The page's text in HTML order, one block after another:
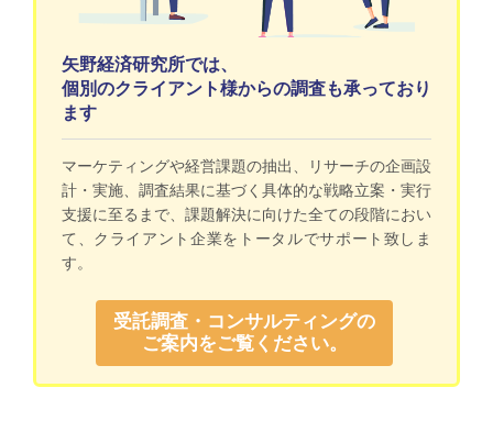
矢野経済研究所では、
個別のクライアント様からの調査も承っており
ます
マーケティングや経営課題の抽出、リサーチの企画設
計・実施、調査結果に基づく具体的な戦略立案・実行
支援に至るまで、課題解決に向けた全ての段階におい
て、クライアント企業をトータルでサポート致しま
す。
受託調査・コンサルティングの
ご案内をご覧ください。